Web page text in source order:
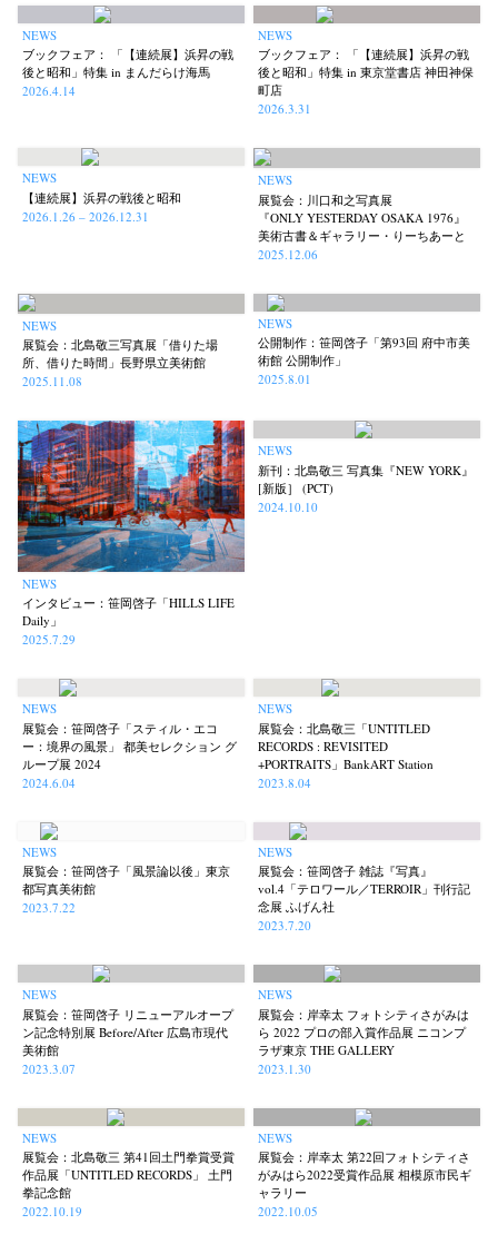
News Exhibition Members Workshop
Akifumi Tanaka Fumikiyo Nagamachi (27)
Kazuyuki Kawaguchi (42) Keiko Sasaoka (267) Keizo Kitajima
Kota Kishi (101) Masako Matsui
Park (7) (16) photographers’ gallery press (14)
Postwar and Shōwa-Era (8) Presence (2) Publication (42) Remembrance
Renchan Rintaro Kameoka (32) Shoreline (56)
Takuro Yoneda (44)
(41) (5) (7) (9)
NEWS
ブックフェア： 「【連続展】浜昇の戦
後と昭和」特集 in まんだらけ海馬
2026.4.14
NEWS
ブックフェア： 「【連続展】浜昇の戦
後と昭和」特集 in 東京堂書店 神田神保
町店
2026.3.31
NEWS
【連続展】浜昇の戦後と昭和
2026.1.26 – 2026.12.31
NEWS
展覧会：川口和之写真展
『ONLY YESTERDAY OSAKA 1976』
美術古書＆ギャラリー・りーちあーと
2025.12.06
NEWS
展覧会：北島敬三写真展「借りた場
所、借りた時間」長野県立美術館
2025.11.08
NEWS
公開制作：笹岡啓子「第93回 府中市美
術館 公開制作」
2025.8.01
NEWS
インタビュー：笹岡啓子「HILLS LIFE
Daily」
2025.7.29
NEWS
新刊：北島敬三 写真集『NEW YORK』
[新版］ (PCT)
2024.10.10
NEWS
展覧会：笹岡啓子「スティル・エコ
ー：境界の風景」 都美セレクション グ
ループ展 2024
2024.6.04
NEWS
展覧会：北島敬三「UNTITLED
RECORDS : REVISITED
+PORTRAITS」BankART Station
2023.8.04
NEWS
展覧会：笹岡啓子「風景論以後」東京
都写真美術館
2023.7.22
NEWS
展覧会：笹岡啓子 雑誌『写真』
vol.4「テロワール／TERROIR」刊行記
念展 ふげん社
2023.7.20
NEWS
展覧会：笹岡啓子 リニューアルオープ
ン記念特別展 Before/After 広島市現代
美術館
2023.3.07
NEWS
展覧会：岸幸太 フォトシティさがみは
ら 2022 プロの部入賞作品展 ニコンプ
ラザ東京 THE GALLERY
2023.1.30
NEWS
展覧会：北島敬三 第41回土門拳賞受賞
作品展「UNTITLED RECORDS」 土門
拳記念館
2022.10.19
NEWS
展覧会：岸幸太 第22回フォトシティさ
がみはら2022受賞作品展 相模原市民ギ
ャラリー
2022.10.05